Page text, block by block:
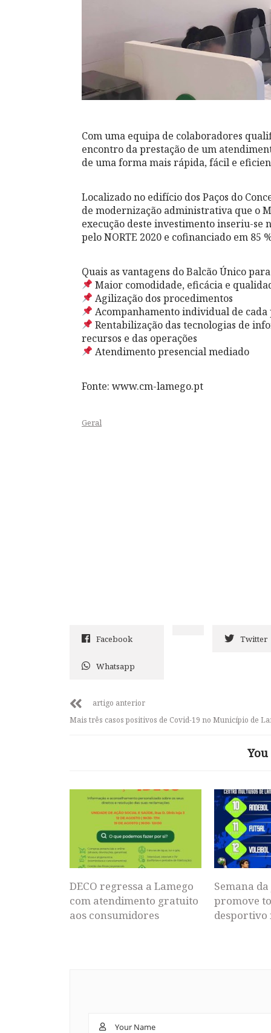
Com uma equipa de colaboradores
encontro da prestação de um
de uma forma mais rápida, fácil e
Localizado no edifício dos Paços do
de modernização administrativa que o
execução deste investimento inseriu-se
pelo NORTE 2020 e cofinanciado em 85
Quais as vantagens do Balcão Único
Maior comodidade, eficácia e
Agilização dos procedimentos
Acompanhamento individual de cada
Rentabilização das tecnologias de
recursos e das operações
Atendimento presencial mediado
Fonte: www.cm-lamego.pt
Geral
Facebook Twitter
Whatsapp
artigo anterior
Mais três casos positivos de Covid-19 no Município de
DECO regressa a Lamego
com atendimento gratuito
aos consumidores
Semana
promove